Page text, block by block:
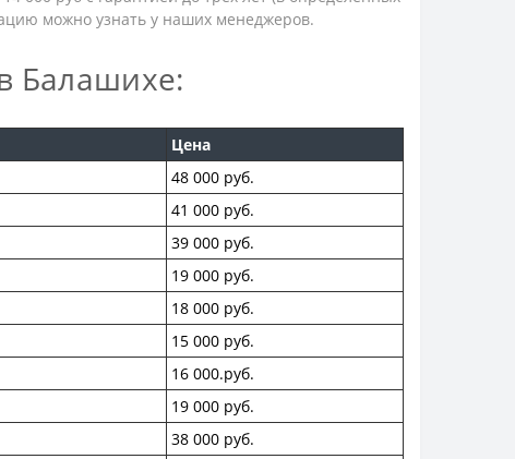
можно узнать у наших менеджеров.
Балашихе:
Цена
48 000 руб.
41 000 руб.
39 000 руб.
19 000 руб.
18 000 руб.
15 000 руб.
16 000.руб.
19 000 руб.
38 000 руб.